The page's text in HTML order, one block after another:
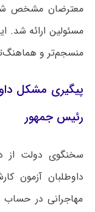
معترضان مشخص
مسئولین ارائه شد.
منسجم‌تر و
پیگیری مشکل
رئیس جمهور
سخنگوی دولت از
داوطلبان آزمون
مهاجرانی در حساب